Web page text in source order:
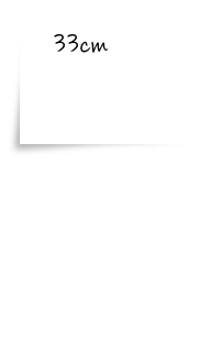
33cm